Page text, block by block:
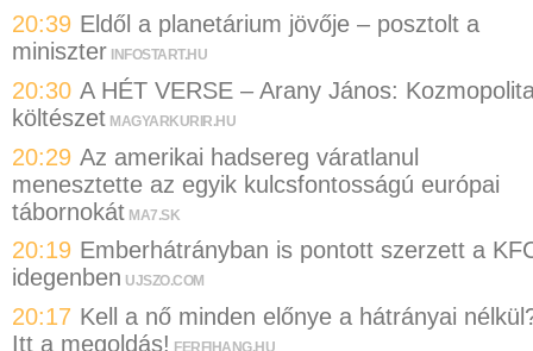
20:39 Eldől a planetárium jövője – posztolt a
miniszter INFOSTART.HU
20:30 A HÉT VERSE – Arany János:
költészet MAGYARKURIR.HU
20:29 Az amerikai hadsereg váratlanul
menesztette az egyik kulcsfontosságú európai
tábornokát MA7.SK
20:19 Emberhátrányban is pontott szerzett a
idegenben UJSZO.COM
20:17 Kell a nő minden előnye a hátrányai
Itt a megoldás! FERFIHANG.HU